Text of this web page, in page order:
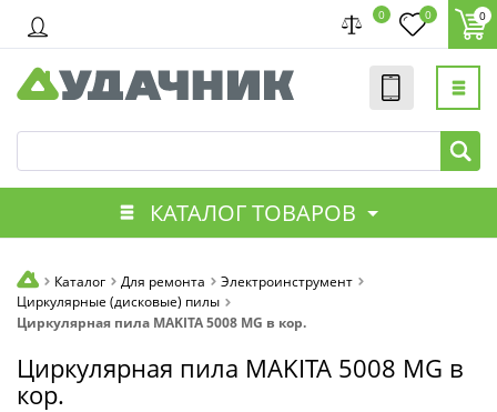
0 0 0
КАТАЛОГ ТОВАРОВ
Каталог Для ремонта
Электроинструмент
Циркулярные (дисковые) пилы
Циркулярная пила MAKITA 5008 MG в кор.
Циркулярная пила MAKITA 5008 MG в
кор.